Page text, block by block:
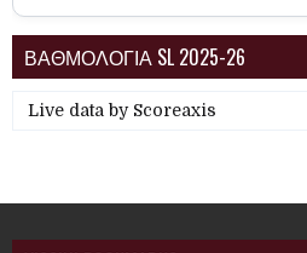
ΒΑΘΜΟΛΟΓΙΑ SL 2025-26
Live data by Scoreaxis